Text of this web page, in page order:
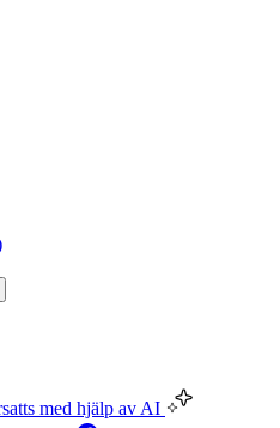
med hjälp av AI